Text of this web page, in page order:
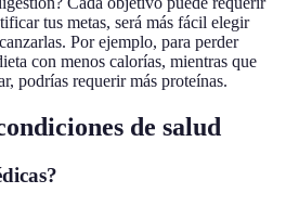
tus metas, será más fácil elegir
Por ejemplo, para perder
con menos calorías, mientras que
podrías requerir más proteínas.
de salud